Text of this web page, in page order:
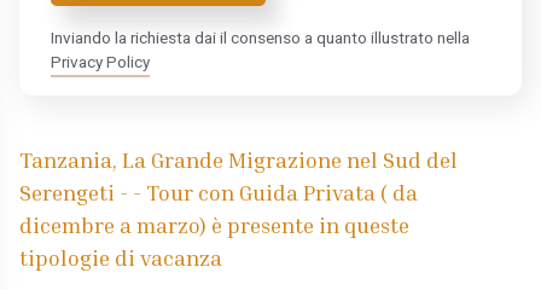
Inviando la richiesta dai il consenso a quanto illustrato nella
Privacy Policy
Tanzania, La Grande Migrazione nel Sud del
Serengeti - - Tour con Guida Privata ( da
dicembre a marzo) è presente in queste
tipologie di vacanza